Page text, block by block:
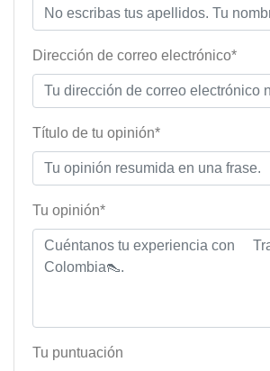
Dirección de correo electrónico*
Título de tu opinión*
Tu opinión*
Tu puntuación